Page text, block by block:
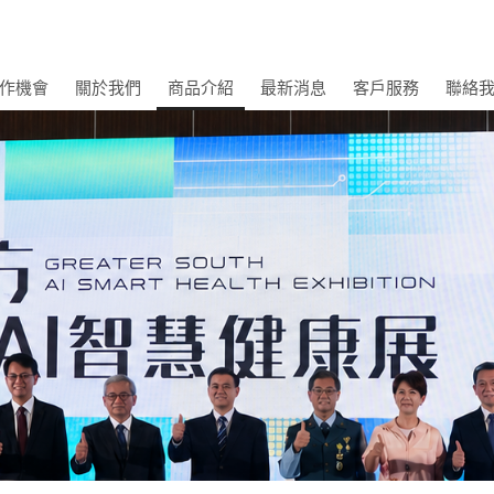
機會 關於我們 商品介紹 最新消息 客戶服務 聯絡